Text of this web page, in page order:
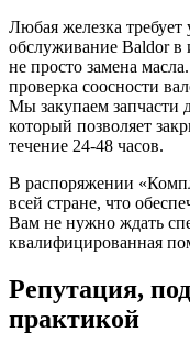
Любая железка
обслуживание Baldor
не просто замена
проверка соосности
Мы закупаем запчасти
который позволяет
течение 24-48 часов.
В распоряжении
всей стране, что
Вам не нужно ждать
квалифицированная
Репутация,
практикой